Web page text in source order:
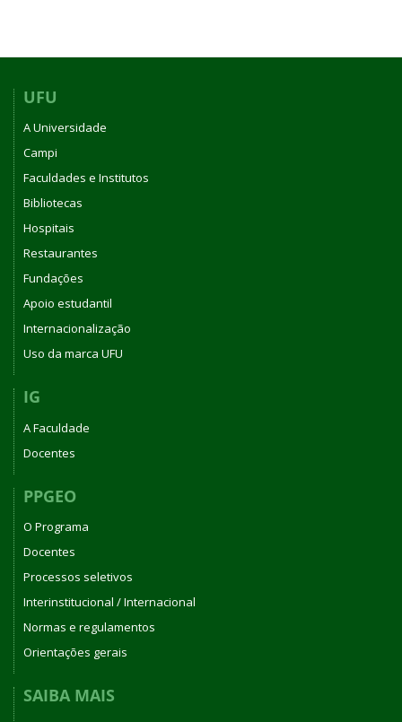
UFU
A Universidade
Campi
Faculdades e Institutos
Bibliotecas
Hospitais
Restaurantes
Fundações
Apoio estudantil
Internacionalização
Uso da marca UFU
IG
A Faculdade
Docentes
PPGEO
O Programa
Docentes
Processos seletivos
Interinstitucional / Internacional
Normas e regulamentos
Orientações gerais
SAIBA MAIS